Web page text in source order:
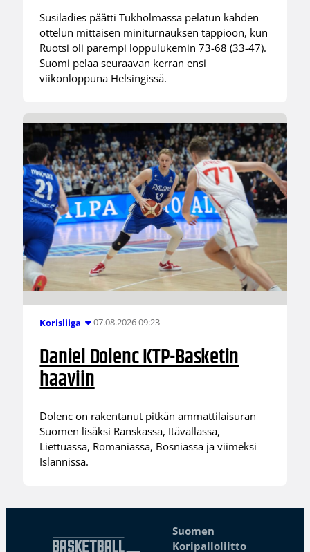
Susiladies päätti Tukholmassa pelatun kahden
ottelun mittaisen miniturnauksen tappioon, kun
Ruotsi oli parempi loppulukemin 73-68 (33-47).
Suomi pelaa seuraavan kerran ensi
viikonloppuna Helsingissä.
Korisliiga 07.08.2026 09:23
Daniel Dolenc KTP-Basketin
haaviin
Dolenc on rakentanut pitkän ammattilaisuran
Suomen lisäksi Ranskassa, Itävallassa,
Liettuassa, Romaniassa, Bosniassa ja viimeksi
Islannissa.
Suomen
Koripalloliitto